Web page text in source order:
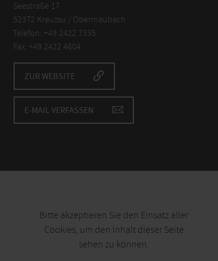
Seestraße 17
52372 Kreuzau / Obermaubach
Telefon: +49 2422 7335
Fax: +49 2422 4604
ZUR WEBSITE
E-MAIL VERFASSEN
Bitte akzeptieren Sie den Einsatz aller
Cookies, um den Inhalt dieser Seite
sehen zu können.